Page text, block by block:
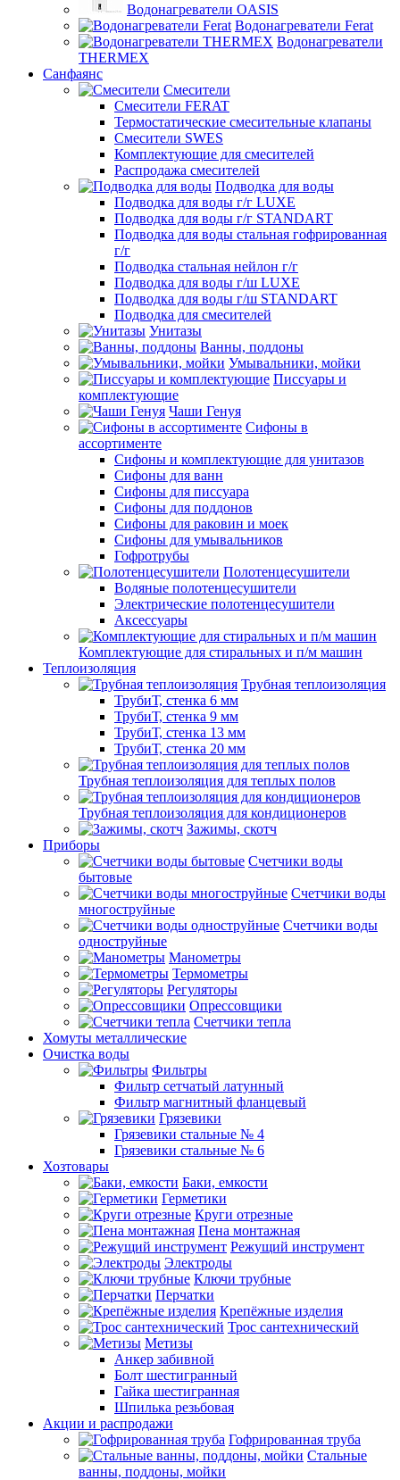
Водонагреватели OASIS
Водонагреватели Ferat
Водонагреватели
THERMEX
Санфаянс
Смесители
Смесители FERAT
Термостатические смесительные клапаны
Смесители SWES
Комплектующие для смесителей
Распродажа смесителей
Подводка для воды
Подводка для воды г/г LUXE
Подводка для воды г/г STANDART
Подводка для воды стальная гофрированная
г/г
Подводка стальная нейлон г/г
Подводка для воды г/ш LUXE
Подводка для воды г/ш STANDART
Подводка для смесителей
Унитазы
Ванны, поддоны
Умывальники, мойки
Писсуары и
комплектующие
Чаши Генуя
Сифоны в
ассортименте
Сифоны и комплектующие для унитазов
Сифоны для ванн
Сифоны для писсуара
Сифоны для поддонов
Сифоны для раковин и моек
Сифоны для умывальников
Гофротрубы
Полотенцесушители
Водяные полотенцесушители
Электрические полотенцесушители
Аксессуары
Комплектующие для стиральных и п/м машин
Теплоизоляция
Трубная теплоизоляция
ТрубиТ, стенка 6 мм
ТрубиТ, стенка 9 мм
ТрубиТ, стенка 13 мм
ТрубиТ, стенка 20 мм
Трубная теплоизоляция для теплых полов
Трубная теплоизоляция для кондиционеров
Зажимы, скотч
Приборы
Счетчики воды
бытовые
Счетчики воды
многоструйные
Счетчики воды
одноструйные
Манометры
Термометры
Регуляторы
Опрессовщики
Счетчики тепла
Хомуты металлические
Очистка воды
Фильтры
Фильтр сетчатый латунный
Фильтр магнитный фланцевый
Грязевики
Грязевики стальные № 4
Грязевики стальные № 6
Хозтовары
Баки, емкости
Герметики
Круги отрезные
Пена монтажная
Режущий инструмент
Электроды
Ключи трубные
Перчатки
Крепёжные изделия
Трос сантехнический
Метизы
Анкер забивной
Болт шестигранный
Гайка шестигранная
Шпилька резьбовая
Акции и распродажи
Гофрированная труба
Стальные
ванны, поддоны, мойки